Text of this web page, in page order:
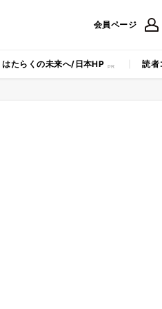
会員ページ
はたらくの未来へ/日本HP 読者